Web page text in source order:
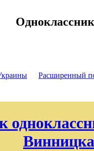
Расширенный